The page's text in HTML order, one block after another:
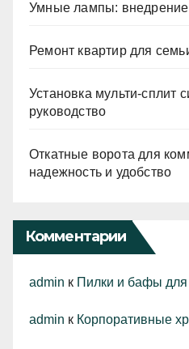
Умные лампы: внедрение
Ремонт квартир для
Установка мульти-сплит
руководство
Откатные ворота для
надежность и удобство
Комментарии
admin к Пилки и бафы
admin к Корпоративные